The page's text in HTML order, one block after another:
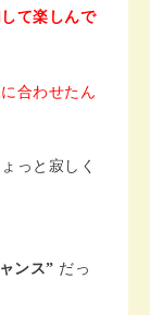
て楽しんで
合わせたん
っと寂しく
ンス” だっ